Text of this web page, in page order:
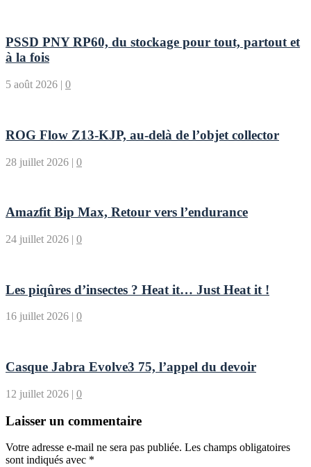
PSSD PNY RP60, du stockage pour tout, partout et
à la fois
5 août 2026 | 0
ROG Flow Z13-KJP, au-delà de l’objet collector
28 juillet 2026 | 0
Amazfit Bip Max, Retour vers l’endurance
24 juillet 2026 | 0
Les piqûres d’insectes ? Heat it… Just Heat it !
16 juillet 2026 | 0
Casque Jabra Evolve3 75, l’appel du devoir
12 juillet 2026 | 0
Laisser un commentaire
Votre adresse e-mail ne sera pas publiée. Les champs obligatoires
sont indiqués avec *